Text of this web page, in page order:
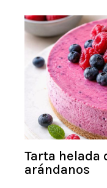
Tarta helada
arándanos